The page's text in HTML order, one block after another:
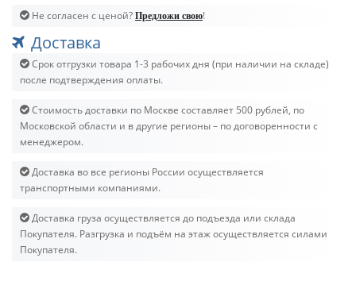
Не согласен с ценой? Предложи свою!
Доставка
Срок отгрузки товара 1-3 рабочих дня (при наличии на складе)
после подтверждения оплаты.
Стоимость доставки по Москве составляет 500 рублей, по
Московской области и в другие регионы – по договоренности с
менеджером.
Доставка во все регионы России осуществляется
транспортными компаниями.
Доставка груза осуществляется до подъезда или склада
Покупателя. Разгрузка и подъём на этаж осуществляется силами
Покупателя.